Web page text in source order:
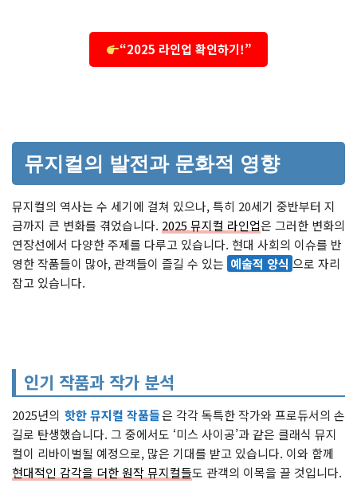
“2025 라인업 확인하기!”
뮤지컬의 발전과 문화적 영향
뮤지컬의 역사는 수 세기에 걸쳐 있으나, 특히 20세기 중반부터 지
금까지 큰 변화를 겪었습니다. 2025 뮤지컬 라인업은 그러한 변화의
연장선에서 다양한 주제를 다루고 있습니다. 현대 사회의 이슈를 반
영한 작품들이 많아, 관객들이 즐길 수 있는 예술적 양식 으로 자리
잡고 있습니다.
인기 작품과 작가 분석
2025년의 핫한 뮤지컬 작품들은 각각 독특한 작가와 프로듀서의 손
길로 탄생했습니다. 그 중에서도 ‘미스 사이공’과 같은 클래식 뮤지
컬이 리바이벌될 예정으로, 많은 기대를 받고 있습니다. 이와 함께
현대적인 감각을 더한 원작 뮤지컬들도 관객의 이목을 끌 것입니다.